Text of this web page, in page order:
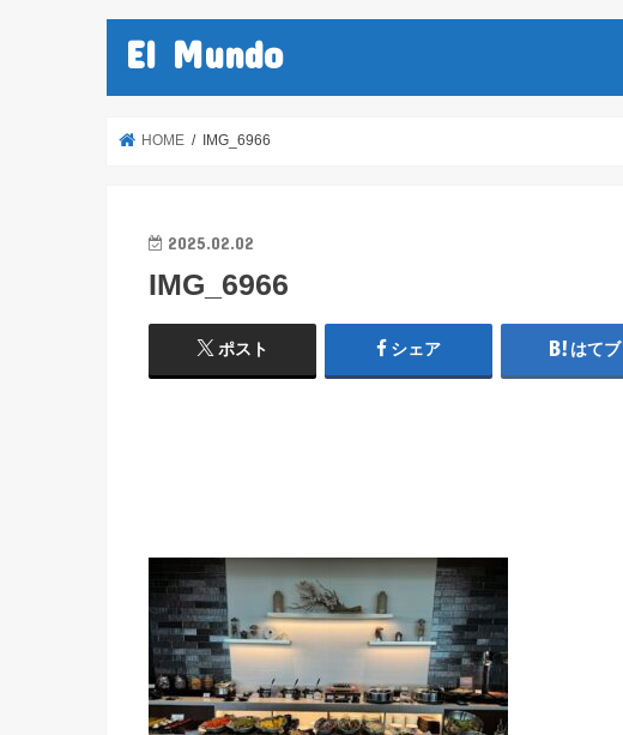
El Mundo
HOME IMG_6966
2025.02.02
IMG_6966
ポスト シェア はてブ